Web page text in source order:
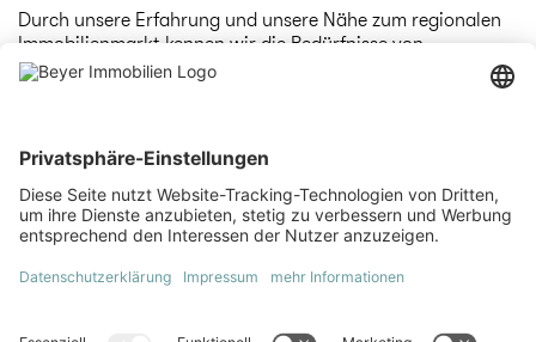
Durch unsere Erfahrung und unsere Nähe zum regionalen
Immobilienmarkt kennen wir die Bedürfnisse von
Eigentümern, Käufern und Investoren. Unser umfassendes
Grundstücken
Vermittlung von Gewerbeimmobilien und
Kapitalanlagen
Unterstützung bei der Immobilienfinanzierung